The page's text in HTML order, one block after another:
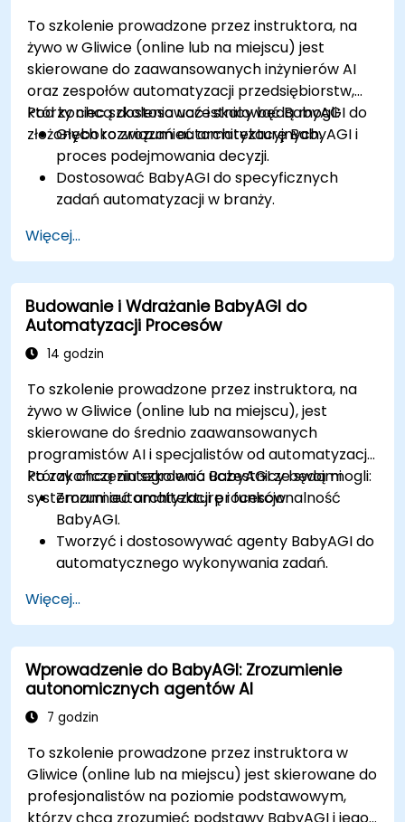
Zapewnić bezpieczeństwo, zgodność i
etyczne wdrażanie AI w środowisku
biznesowym.
To szkolenie prowadzone przez instruktora, na
żywo w Gliwice (online lub na miejscu) jest
skierowane do zaawansowanych inżynierów AI
oraz zespołów automatyzacji przedsiębiorstw,
którzy chcą dostosować i skalować BabyAGI do
złożonych rozwiązań automatyzacyjnych.
Pod koniec szkolenia uczestnicy będą mogli:
Głęboko zrozumieć architekturę BabyAGI i
proces podejmowania decyzji.
Dostosować BabyAGI do specyficznych
zadań automatyzacji w branży.
wykorzystanie zasobów.
Integrować BabyAGI z systemami
przedsiębiorstw, API i zewnętrznymi
narzędziami.
Wdrażać i skalować BabyAGI w
środowiskach chmurowych.
etyczne rozważania w autonomicznych
agentach.
Więcej...
Budowanie i Wdrażanie BabyAGI do
Automatyzacji Procesów
14 godzin
To szkolenie prowadzone przez instruktora, na
żywo w Gliwice (online lub na miejscu), jest
skierowane do średnio zaawansowanych
programistów AI i specjalistów od automatyzacji,
którzy chcą zintegrować BabyAGI ze swoimi
systemami automatyzacji procesów.
Po zakończeniu szkolenia uczestnicy będą mogli:
Zrozumieć architekturę i funkcjonalność
BabyAGI.
Tworzyć i dostosowywać agenty BabyAGI do
automatycznego wykonywania zadań.
źródłami danych.
Wdrażać rozwiązania BabyAGI na
platformach chmurowych.
Optymalizować przepływy pracy BabyAGI
pod kątem wydajności i skalowalności.
Więcej...
Wprowadzenie do BabyAGI: Zrozumienie
autonomicznych agentów AI
7 godzin
To szkolenie prowadzone przez instruktora w
Gliwice (online lub na miejscu) jest skierowane do
profesjonalistów na poziomie podstawowym,